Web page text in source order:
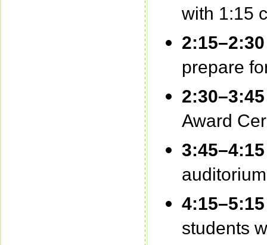
with 1:15
prepare
2:30–3:45
Award
students